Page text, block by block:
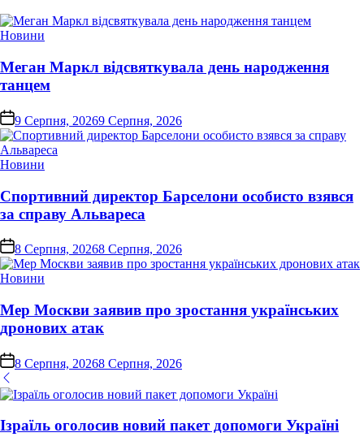
Опублікувати
Новини
Меган Маркл відсвяткувала день народження
танцем
on9 Серпня, 20269 Серпня, 2026
Опублікувати
Новини
Спортивний директор Барселони особисто взявся
за справу Альвареса
on8 Серпня, 20268 Серпня, 2026
Опублікувати
Новини
Мер Москви заявив про зростання українських
дронових атак
on8 Серпня, 20268 Серпня, 2026
Ізраїль оголосив новий пакет допомоги Україні